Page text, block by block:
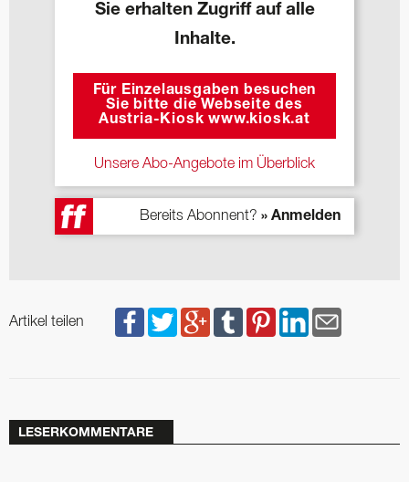
Sie erhalten Zugriff auf alle
Inhalte.
Für Einzelausgaben besuchen
Sie bitte die Webseite des
Austria-Kiosk www.kiosk.at
Unsere Abo-Angebote im Überblick
Bereits Abonnent? » Anmelden
Artikel teilen
LESERKOMMENTARE